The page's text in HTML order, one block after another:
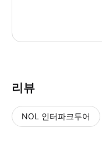
리뷰
NOL 인터파크투어